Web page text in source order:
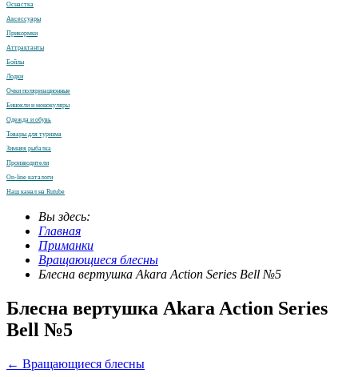
Оснастка
Аксессуары
Прикормки
Аттрактанты
Бойлы
Лодки
Очки поляризационные
Бинокли и монокуляры
Одежда и обувь
Товары для туризма
Зимняя рыбалка
Производители
On-line каталоги
Наш канал на Rutube
Вы здесь:
Главная
Приманки
Вращающиеся блесны
Блесна вертушка Akara Action Series Bell №5
Блесна вертушка Akara Action Series
Bell №5
← Вращающиеся блесны